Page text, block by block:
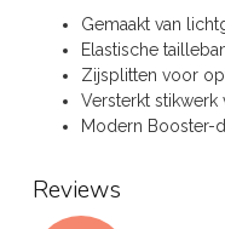
Gemaakt van
Elastische
Zijsplitten voor
Versterkt stikwerk
Modern Booster-
Reviews